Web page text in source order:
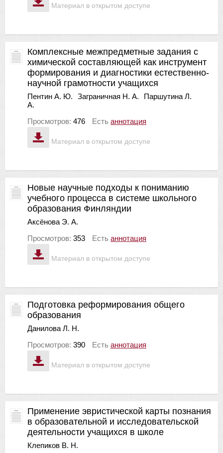
Материал в открытом доступе
Материал в открытом доступе
Комплексные межпредметные задания с
химической составляющей как инструмент
формирования и диагностики естественно-
научной грамотности учащихся
Пентин А. Ю. Заграничная Н. А.
Паршутина Л.
А.
Просмотров: 476 Есть аннотация
Материал в открытом доступе
Новые научные подходы к пониманию
учебного процесса в системе школьного
образования Финляндии
Аксёнова Э. А.
Просмотров: 353 Есть аннотация
Материал в открытом доступе
Подготовка реформирования общего
образования
Данилова Л. Н.
Просмотров: 390 Есть аннотация
Применение эвристической карты познания
в образовательной и исследовательской
деятельности учащихся в школе
Клепиков В. Н.